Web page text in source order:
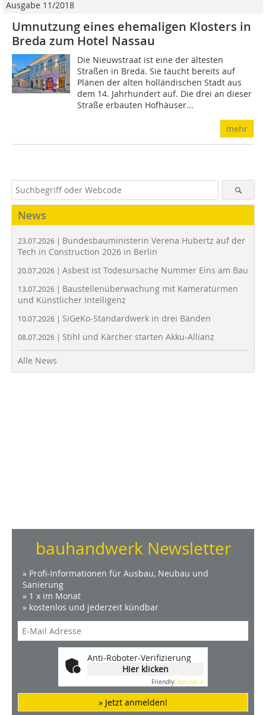
Ausgabe 11/2018
Umnutzung eines ehemaligen Klosters in
Breda zum Hotel Nassau
Die Nieuwstraat ist eine der ältesten
Straßen in Breda. Sie taucht bereits auf
Plänen der alten holländischen Stadt aus
dem 14. Jahrhundert auf. Die drei an dieser
Straße erbauten Hofhäuser...
mehr
News
23.07.2026 | Bundesbauministerin Verena Hubertz auf der
Tech in Construction 2026 in Berlin
20.07.2026 | Asbest ist Todesursache Nummer Eins am Bau
13.07.2026 | Baustellenüberwachung mit Kameratürmen
und Künstlicher Intelligenz
10.07.2026 | SiGeKo-Standardwerk in drei Bänden
08.07.2026 | Stihl und Kärcher starten Akku-Allianz
Alle News
bauhandwerk Newsletter
» Profi-Informationen für Ausbau, Neubau und
Sanierung
» 1 x im Monat
» kostenlos und jederzeit kündbar
Anti-Roboter-Verifizierung
Hier klicken
FriendlyCaptcha ⇗
» Jetzt anmelden!